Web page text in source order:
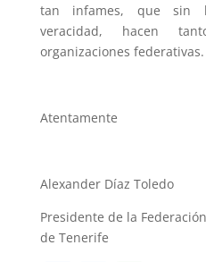
tan infames, que sin
veracidad, hacen
organizaciones federativas.
Atentamente
Alexander Díaz Toledo
Presidente de la
de Tenerife